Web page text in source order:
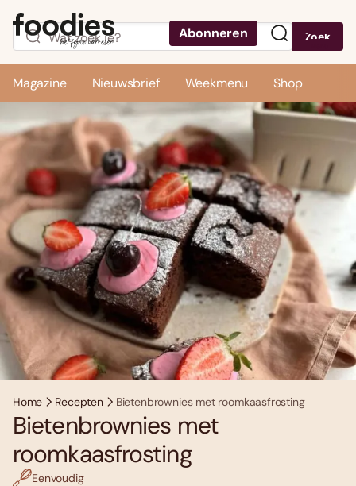
Abonneren Zoek
Magazine Nieuwsbrief Weekmenu Shop
Home Recepten Bietenbrownies met roomkaasfrosting
Bietenbrownies met
roomkaasfrosting
Eenvoudig